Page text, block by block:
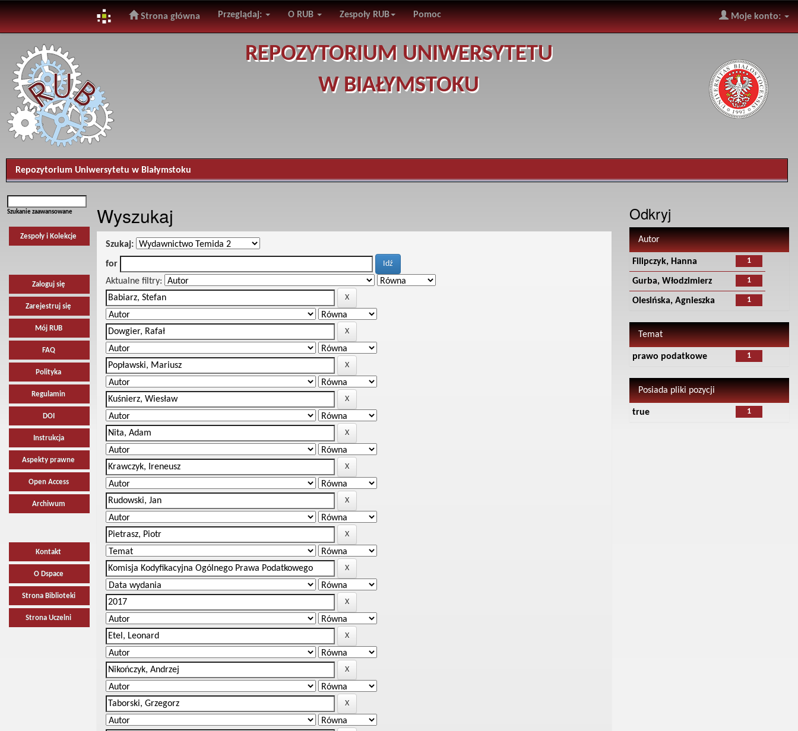
navigation
Strona główna Przeglądaj: O RUB Zespoły RUB Pomoc Moje konto:
REPOZYTORIUM UNIWERSYTETU
W BIAŁYMSTOKU
Repozytorium Uniwersytetu w Białymstoku
Szukanie zaawansowane
Zespoły i Kolekcje
Zaloguj się
Zarejestruj się
Mój RUB
FAQ
Polityka
Regulamin
DOI
Instrukcja
Aspekty prawne
Open Access
Archiwum
Kontakt
O Dspace
Strona Biblioteki
Strona Uczelni
Wyszukaj
Szukaj:
for
Aktualne filtry:
Odkryj
Autor
1
Filipczyk, Hanna
1
Gurba, Włodzimierz
1
Olesińska, Agnieszka
Temat
1
prawo podatkowe
Posiada pliki pozycji
1
true